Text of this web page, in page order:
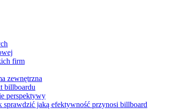
firm
zewnętrzna
billboardu
perspektywy
jaką efektywność przynosi billboard